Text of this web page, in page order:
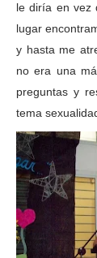
le diría en vez
lugar
y hasta me
no era una
preguntas y
tema